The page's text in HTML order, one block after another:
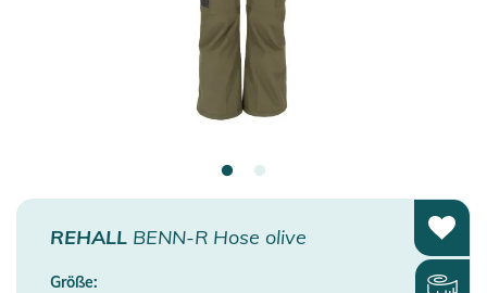
REHALL BENN-R Hose olive
Größe: